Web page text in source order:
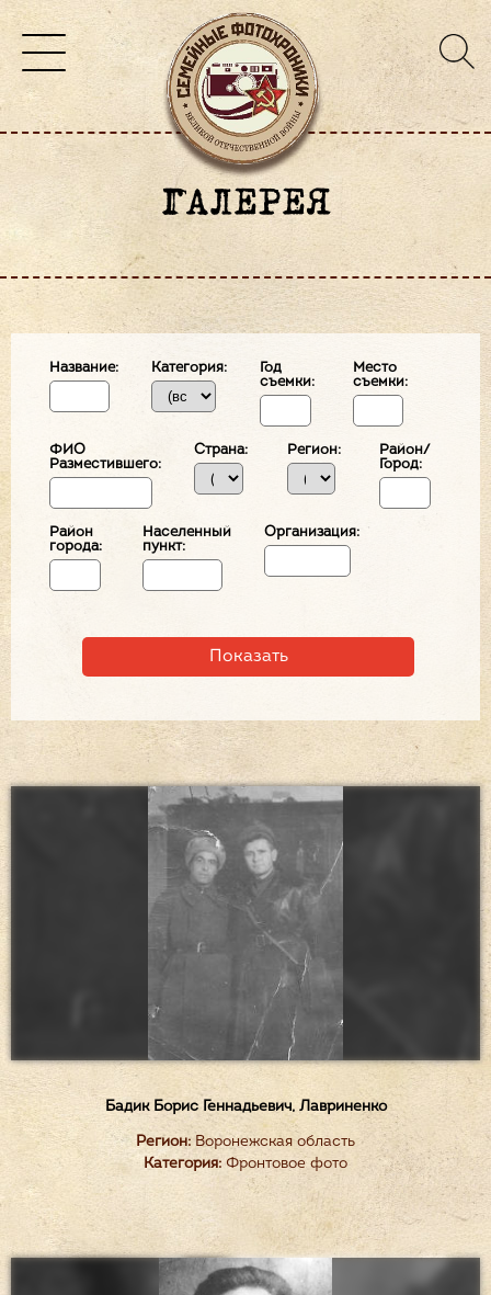
ГАЛЕРЕЯ
Название: Категория:
Год
съемки:
Место
съемки:
ФИО
Разместившего:
Страна: Регион:
Район/
Город:
Район
города:
Населенный
пункт:
Организация:
Бадик Борис Геннадьевич, Лавриненко
Регион: Воронежская область
Категория: Фронтовое фото